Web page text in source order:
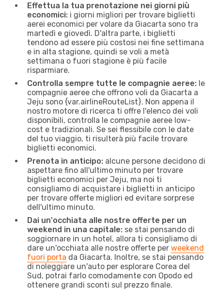
Effettua la tua prenotazione nei giorni più
economici: i giorni migliori per trovare biglietti
aerei economici per volare da Giacarta sono tra
martedì e giovedì. D'altra parte, i biglietti
tendono ad essere più costosi nei fine settimana
e in alta stagione, quindi se voli a metà
settimana o fuori stagione è più facile
risparmiare.
Controlla sempre tutte le compagnie aeree: le
compagnie aeree che offrono voli da Giacarta a
Jeju sono {​var.airlineRouteList}. Non appena il
nostro motore di ricerca ti offre l'elenco dei voli
disponibili, controlla le compagnie aeree low-
cost e tradizionali. Se sei flessibile con le date
del tuo viaggio, ti risulterà più facile trovare
biglietti economici.
Prenota in anticipo: alcune persone decidono di
aspettare fino all'ultimo minuto per trovare
biglietti economici per Jeju, ma noi ti
consigliamo di acquistare i biglietti in anticipo
per trovare offerte migliori ed evitare sorprese
dell'ultimo minuto.
Dai un'occhiata alle nostre offerte per un
weekend in una capitale: se stai pensando di
soggiornare in un hotel, allora ti consigliamo di
dare un'occhiata alle nostre offerte per weekend
fuori porta da Giacarta. Inoltre, se stai pensando
di noleggiare un'auto per esplorare Corea del
Sud, potrai farlo comodamente con Opodo ed
ottenere grandi sconti sul prezzo finale.